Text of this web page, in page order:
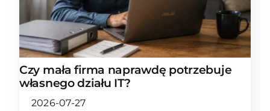
Czy mała firma naprawdę potrzebuje
własnego działu IT?
2026-07-27